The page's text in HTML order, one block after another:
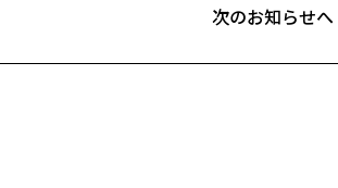
次のお知らせへ